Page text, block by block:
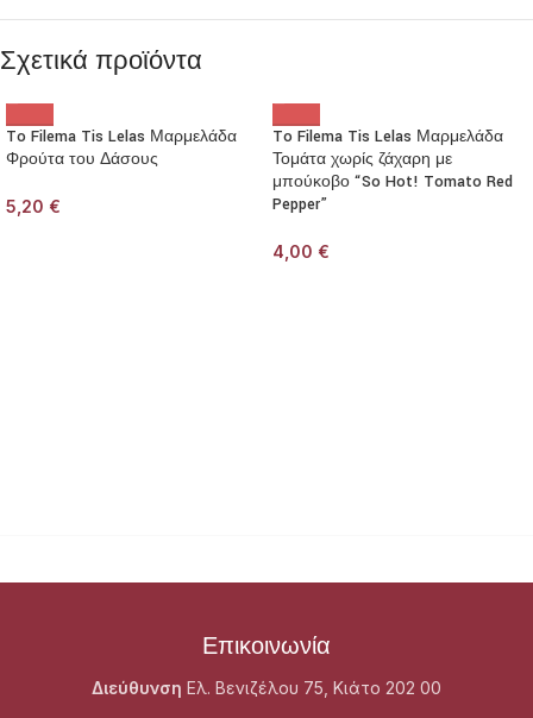
Σχετικά προϊόντα
To Filema Tis Lelas Μαρμελάδα
Φρούτα του Δάσους
5,20 €
To Filema Tis Lelas Μαρμελάδα
Τομάτα χωρίς ζάχαρη με
μπούκοβο “So Hot! Tomato Red
Pepper”
4,00 €
Επικοινωνία
Διεύθυνση Ελ. Βενιζέλου 75, Κιάτο 202 00